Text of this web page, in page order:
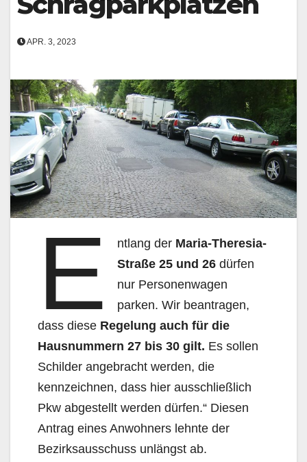
APR. 3, 2023
E ntlang der Maria-Theresia-
Straße 25 und 26 dürfen
nur Personenwagen
parken. Wir beantragen,
dass diese Regelung auch für die
Hausnummern 27 bis 30 gilt. Es sollen
Schilder angebracht werden, die
kennzeichnen, dass hier ausschließlich
Pkw abgestellt werden dürfen.“ Diesen
Antrag eines Anwohners lehnte der
Bezirksausschuss unlängst ab.